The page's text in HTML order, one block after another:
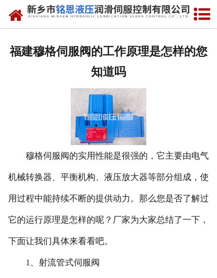
网站首页
新闻动态
资质荣誉
维修现场
售后服务
福建穆格伺服阀的工作原理是怎样的您
知道吗
穆格伺服阀的实用性能是很强的，它主要由电气
机械转换器、平衡机构、液压放大器等部分组成，使
用过程中能持续不断的提供动力。那么您是否了解过
它的运行原理是怎样的呢？厂家为大家总结了一下，
下面让我们具体来看看吧。
1、射流管式伺服阀